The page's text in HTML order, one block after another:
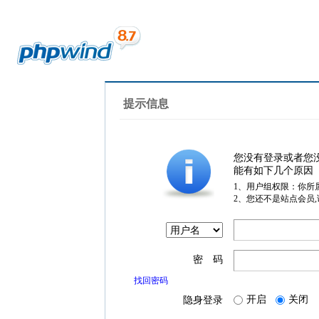
提示信息
您没有登录或者您
能有如下几个原因
1、用户组权限：你所
2、您还不是站点会员
密 码
找回密码
隐身登录 开启 关闭